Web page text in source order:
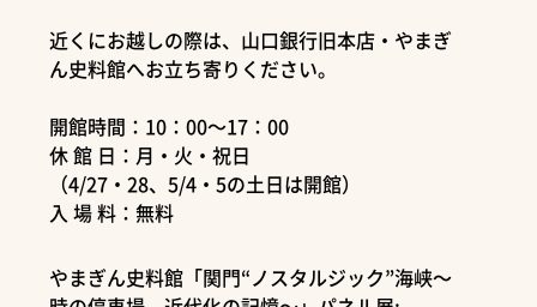
近くにお越しの際は、山口銀行旧本店・やまぎ
ん史料館へお立ち寄りください。
開館時間：10：00～17：00
休 館 日：月・火・祝日
（4/27・28、5/4・5の土日は開館）
入 場 料：無料
やまぎん史料館「関門“ノスタルジック”海峡～